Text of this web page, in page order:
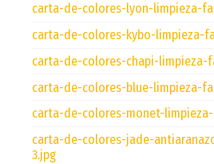
carta-de-colores-lyon-limpieza-
carta-de-colores-kybo-limpieza-
carta-de-colores-chapi-limpieza-
carta-de-colores-blue-limpieza-
carta-de-colores-monet-
carta-de-colores-jade-
3.jpg